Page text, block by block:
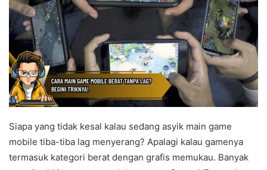
Siapa yang tidak kesal kalau sedang asyik main game
mobile tiba-tiba lag menyerang? Apalagi kalau gamenya
termasuk kategori berat dengan grafis memukau. Banyak